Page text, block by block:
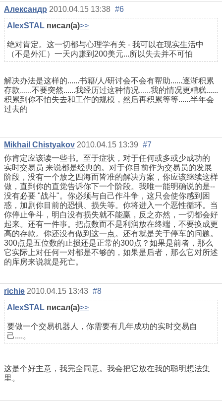
Александр 2010.04.15 13:38 #6
AlexSTAL писал(а)>>
绝对肯定。这一切都与心理学有关 - 我可以在现实生活中
（不是外汇）一天内赚到200美元...所以失去并不可怕
解决办法是这样的......书籍/人/研讨会不会有帮助......逐渐积累
存款......不要突然......我经历过这种情况......我的情况更糟糕......
积累到你不怕失去和工作的规模，然后再积累等等......半年会
过去的
Mikhail Chistyakov 2010.04.15 13:39 #7
你肯定应该读一些书。至于症状，对于任何或多或少成功的
实时交易员 来说都是经典的。对于你目前作为交易员的发展
阶段，没有一个放之四海而皆准的解决方案，你应该继续这样
做，直到你的直觉告诉你下一个阶段。我唯一能明确说的是--
没有必要 "战斗"。你必须与自己作斗争，这只会使你感到困
惑，加剧你目前的恐惧、损失等。你将进入一个恶性循环。当
你停止争斗，明白没有损失就不能赢，反之亦然，一切都会好
起来。还有一件事。把点数而不是利润放在终端，不要换成更
高的存款。你还没有做到这一点。还有就是关于停车的问题。
300点是五位数的止损还是正常的300点？如果是前者，那么
它实际上对任何一对都是不够的，如果是后者，那么它对所述
的库房来说就是死亡。
richie 2010.04.15 13:43 #8
AlexSTAL писал(а)>>
要做一个交易机器人，你需要有几年成功的实时交易自
己....。
这是个好主意，我完全同意。我会把它放在我的聪明想法集
里。